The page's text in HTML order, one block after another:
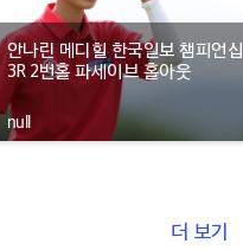
안나린 메디힐 한국일보 챔피언십
3R 2번홀 파세이브 홀아웃
null
더 보기